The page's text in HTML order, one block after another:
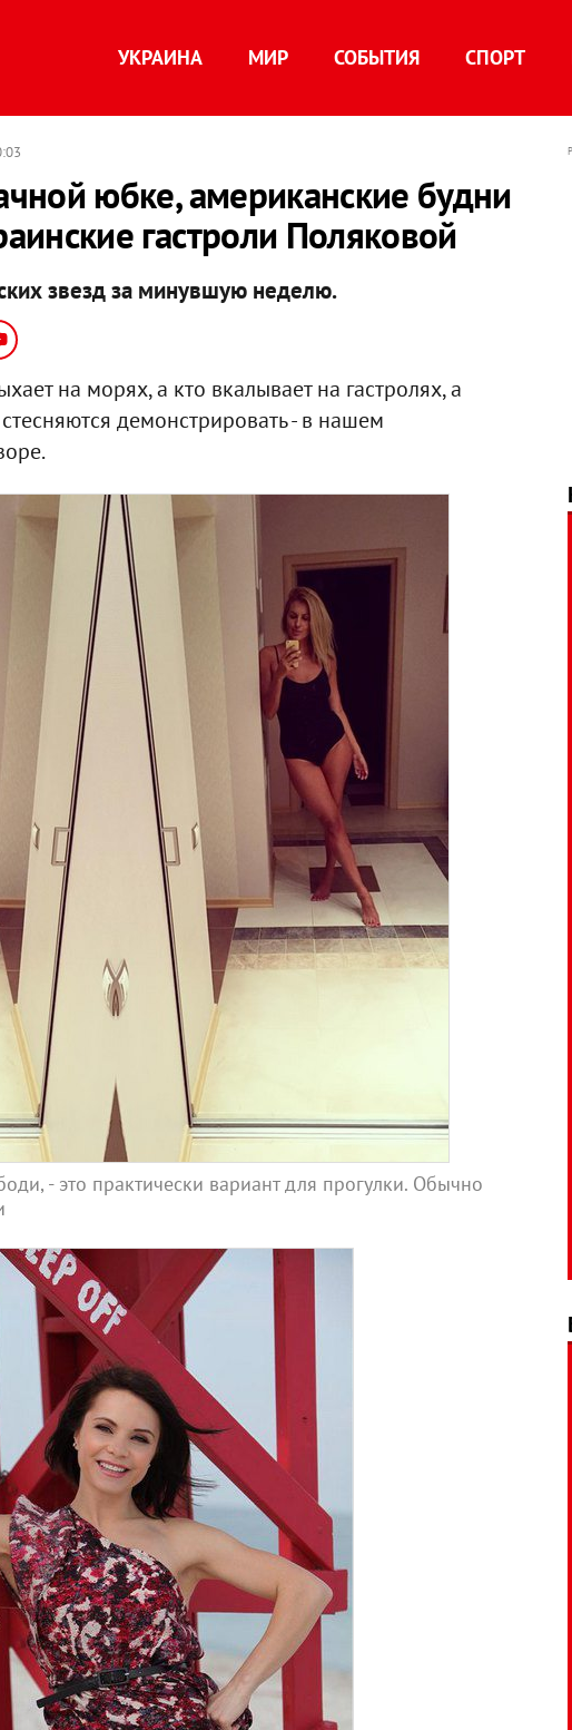
УКРАИНА МИР СОБЫТИЯ СПОРТ
юбке, американские будни
гастроли Поляковой
звезд за минувшую неделю.
на морях, а кто вкалывает на гастролях, а
демонстрировать - в нашем
- это практически вариант для прогулки. Обычно